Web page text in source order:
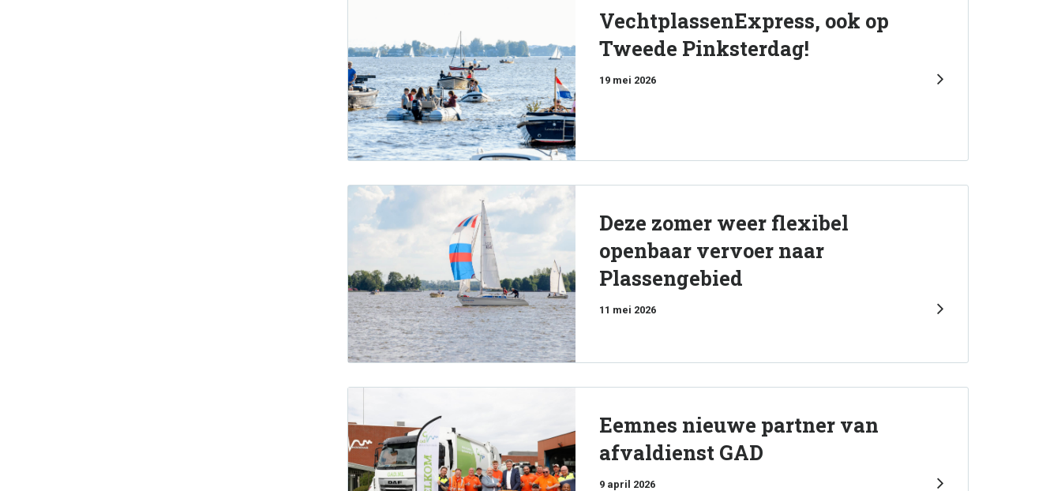
VechtplassenExpress, ook op
Tweede Pinksterdag!
19 mei 2026
Deze zomer weer flexibel
openbaar vervoer naar
Plassengebied
11 mei 2026
Eemnes nieuwe partner van
afvaldienst GAD
9 april 2026